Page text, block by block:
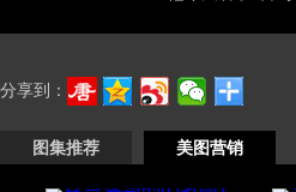
分享到：
图集推荐 美图营销